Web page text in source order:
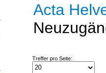
Acta
Treffer pro Seite: